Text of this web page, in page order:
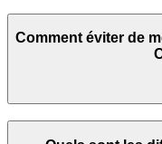
Comment éviter de